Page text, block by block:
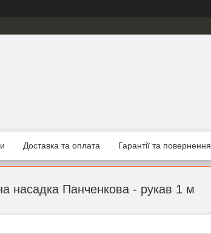
Доставка та оплата Гарантії та повернення
насадка Панченкова - рукав 1 м